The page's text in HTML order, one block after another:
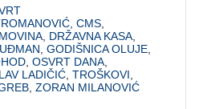
,CMS
DRŽAVNA KASA
,GODIŠNICA OLUJE
,OSVRT DANA
LADIČIĆ ,TROŠKOVI
,ZORAN MILANOVIĆ